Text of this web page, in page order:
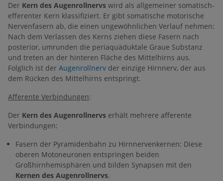
Der Kern des Augenrollnervs wird als allgemeiner somatisch-
efferenter Kern klassifiziert. Er gibt somatische motorische
Nervenfasern ab, die einen ungewöhnlichen Verlauf nehmen:
Nach dem Verlassen des Kerns ziehen diese Fasern nach
posterior, umrunden die periaquäduktale Graue Substanz
und treten an der hinteren Fläche des Mittelhirns aus.
Folglich ist der Augenrollnerv der einzige Hirnnerv, der aus
dem Rücken des Mittelhirns entspringt.
Afferente Verbindungen:
Der Kern des Augenrollnervs erhält mehrere afferente
Verbindungen:
Fasern der Pyramidenbahn zu Hirnnervenkernen: Diese
oberen Motoneuronen entspringen beiden
Großhirnhemisphären und bilden Synapsen mit den
Kernen des Augenrollnervs.